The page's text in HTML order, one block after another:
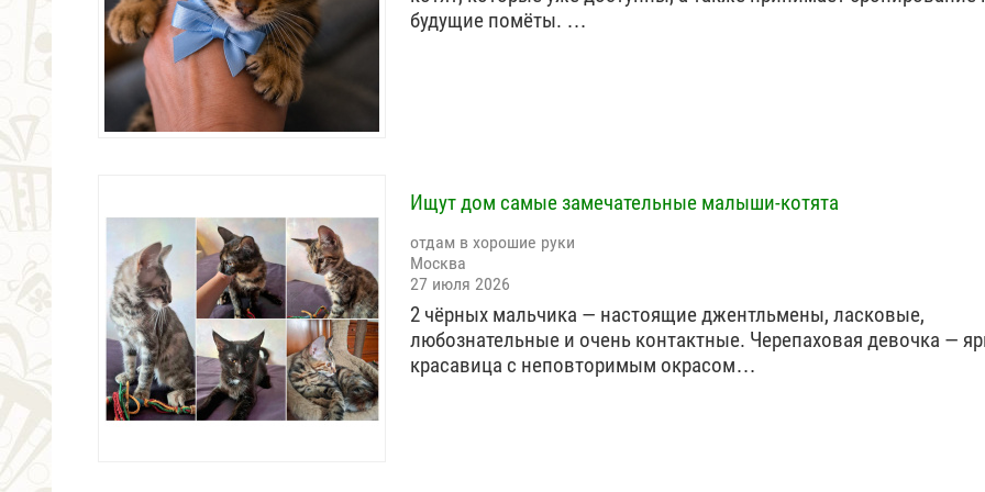
будущие помёты. …
Ищут дом самые замечательные малыши-котята
отдам в хорошие руки
Москва
27 июля 2026
2 чёрных мальчика — настоящие джентльмены, ласковые,
любознательные и очень контактные. Черепаховая девочка —
красавица с неповторимым окрасом…